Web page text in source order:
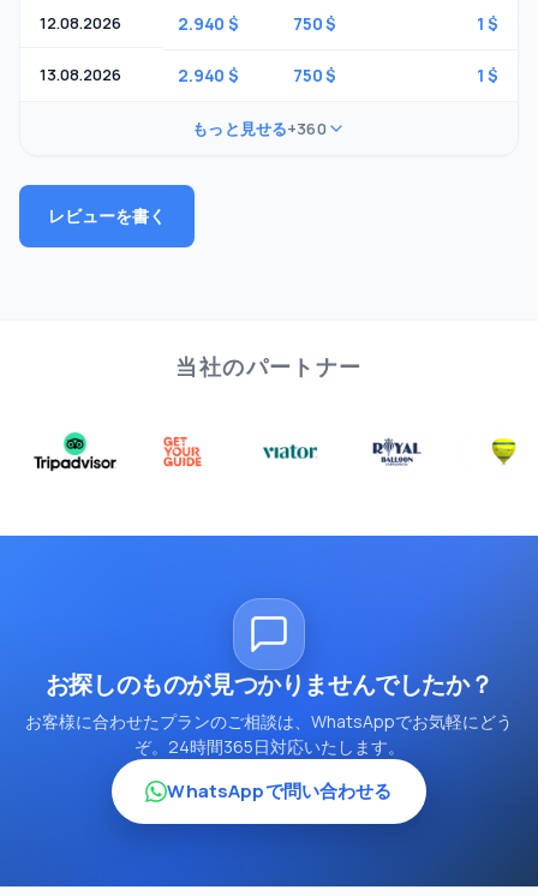
12.08.2026 2.940 $ 750 $ 1 $
13.08.2026 2.940 $ 750 $ 1 $
もっと見せる+360
レビューを書く
当社のパートナー
お探しのものが見つかりませんでしたか？
お客様に合わせたプランのご相談は、WhatsAppでお気軽にどう
ぞ。24時間365日対応いたします。
WhatsAppで問い合わせる